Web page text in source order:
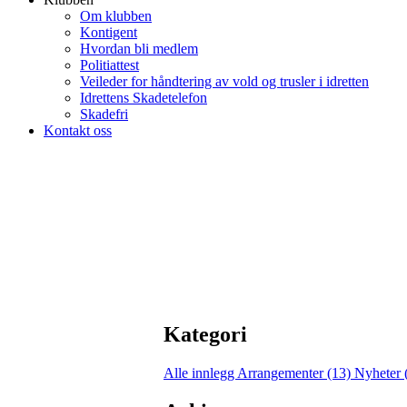
Om klubben
Kontigent
Hvordan bli medlem
Politiattest
Veileder for håndtering av vold og trusler i idretten
Idrettens Skadetelefon
Skadefri
Kontakt oss
Kategori
Alle innlegg Arrangementer (13) Nyheter